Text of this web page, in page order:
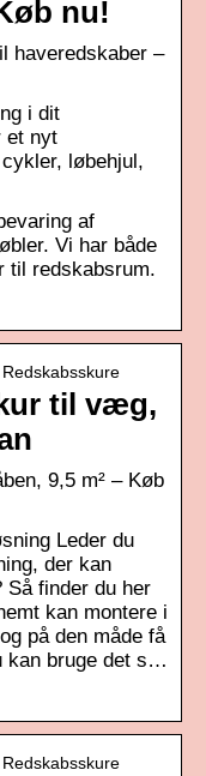
nu!
haveredskaber –
i dit
et nyt
løbehjul,
af
Vi har både
til redskabsrum.
Redskabsskure
til væg,
9,5 m² – Køb
Leder du
der kan
finder du her
kan montere i
på den måde få
kan bruge det s…
Redskabsskure